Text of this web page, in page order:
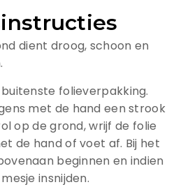
dient droog, schoon en
folieverpakking.
met de hand een strook
op de grond, wrijf de folie
de hand of voet af. Bij het
beginnen en indien
insnijden.